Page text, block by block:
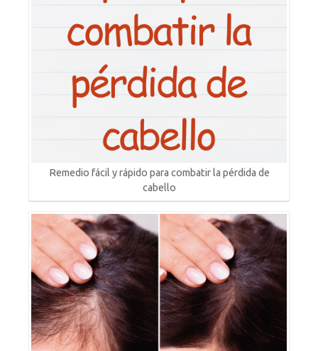
Remedio fácil y rápido para combatir la pérdida de
cabello